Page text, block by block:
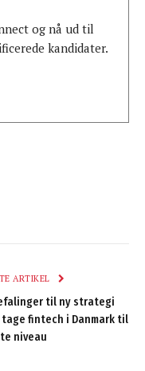
og nå ud til
kandidater.
ARTIKEL
til ny strategi
tage fintech i Danmark til
niveau